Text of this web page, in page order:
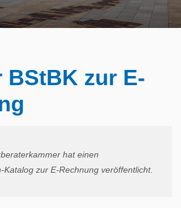
BStBK zur E-
hat einen
Katalog zur E-Rechnung veröffentlicht.